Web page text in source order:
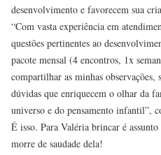
desenvolvimento e favorecem sua
“Com vasta experiência em
questões pertinentes ao
pacote mensal (4 encontros, 1x
compartilhar as minhas observações,
dúvidas que enriquecem o olhar da
universo e do pensamento infantil”,
É isso. Para Valéria brincar é
morre de saudade dela!